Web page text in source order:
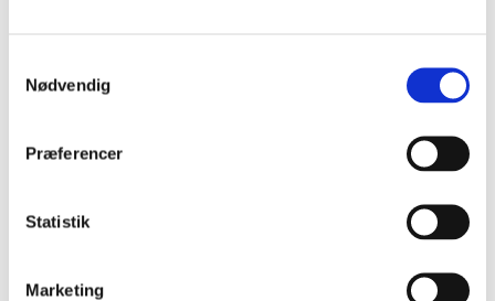
Nødvendig
Præferencer
Statistik
Marketing
ridebanen…
og